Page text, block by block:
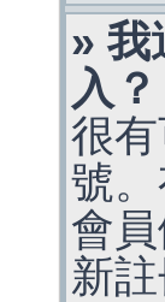
» 我
入？
很
號
會
新